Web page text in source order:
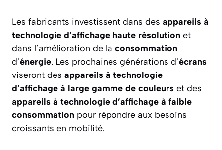
Les fabricants investissent dans des appareils à
technologie d’affichage haute résolution et
dans l’amélioration de la consommation
d’énergie. Les prochaines générations d’écrans
viseront des appareils à technologie
d’affichage à large gamme de couleurs et des
appareils à technologie d’affichage à faible
consommation pour répondre aux besoins
croissants en mobilité.